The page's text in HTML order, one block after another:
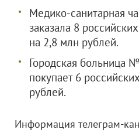
Медико-санитарная
заказала 8
на 2,8 млн рублей.
Городская больница
покупает 6
рублей.
Информация телеграм-